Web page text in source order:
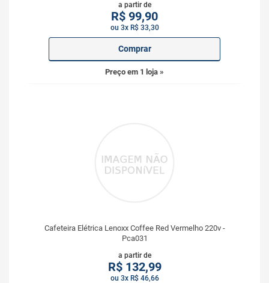
a partir de
R$ 99,90
ou 3x R$ 33,30
Comprar
Preço em 1 loja »
Cafeteira Elétrica Lenoxx Coffee Red Vermelho 220v -
Pca031
a partir de
R$132,99
ou 3x R$ 46,66